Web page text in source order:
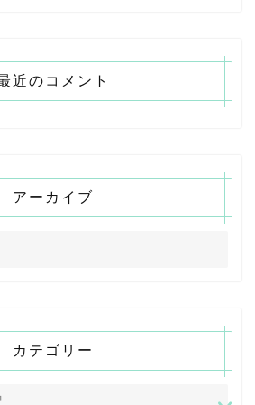
近のコメント
アーカイブ
カテゴリー